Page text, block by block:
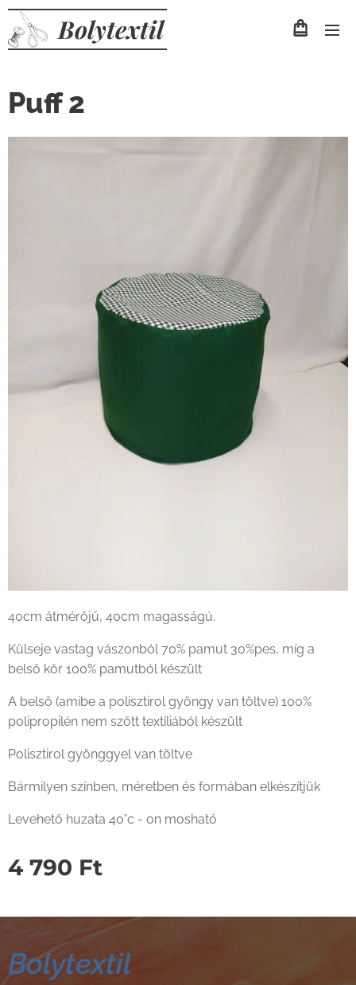
Bolytextil
Puff 2
40cm átmérőjű, 40cm magasságú.
Külseje vastag vászonból 70% pamut 30%pes, míg a
belső kőr 100% pamutból készült
A belső (amibe a polisztirol gyöngy van töltve) 100%
polipropilén nem szőtt textíliából készült
Polisztirol gyönggyel van töltve
Bármilyen színben, méretben és formában elkészítjük
Levehető huzata 40°c - on mosható
4 790 Ft
Bolytextil